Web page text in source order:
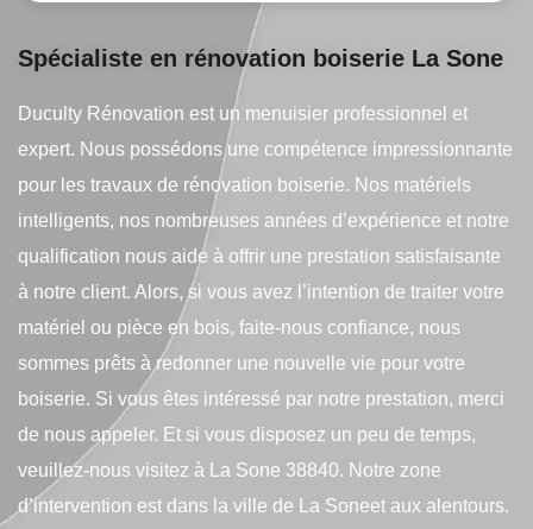
Spécialiste en rénovation boiserie La Sone
Duculty Rénovation est un menuisier professionnel et
expert. Nous possédons une compétence impressionnante
pour les travaux de rénovation boiserie. Nos matériels
intelligents, nos nombreuses années d’expérience et notre
qualification nous aide à offrir une prestation satisfaisante
à notre client. Alors, si vous avez l’intention de traiter votre
matériel ou pièce en bois, faite-nous confiance, nous
sommes prêts à redonner une nouvelle vie pour votre
boiserie. Si vous êtes intéressé par notre prestation, merci
de nous appeler. Et si vous disposez un peu de temps,
veuillez-nous visitez à La Sone 38840. Notre zone
d’intervention est dans la ville de La Soneet aux alentours.